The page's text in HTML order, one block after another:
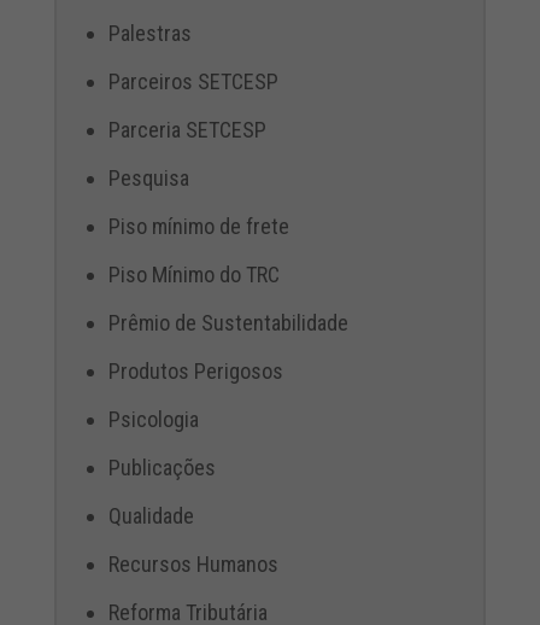
Palestras
Parceiros SETCESP
Parceria SETCESP
Pesquisa
Piso mínimo de frete
Piso Mínimo do TRC
Prêmio de Sustentabilidade
Produtos Perigosos
Psicologia
Publicações
Qualidade
Recursos Humanos
Reforma Tributária